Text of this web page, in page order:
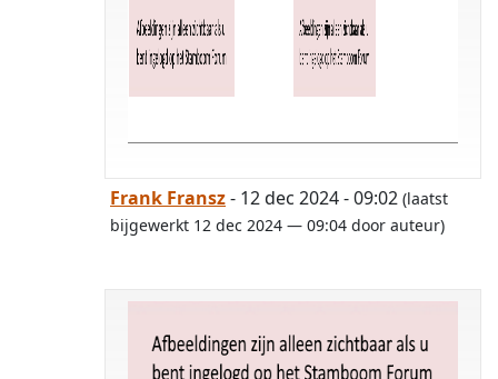
Frank Fransz- 12 dec 2024 - 09:02 (laatst
bijgewerkt 12 dec 2024 — 09:04 door auteur)